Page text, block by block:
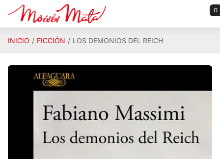
Saltar al contenido principal 0
INICIO FICCIÓN LOS DEMONIOS DEL REICH